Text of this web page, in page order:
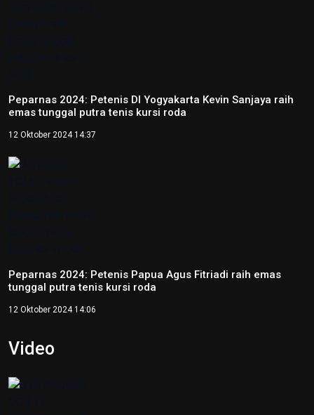
Peparnas 2024: Petenis DI Yogyakarta Kevin Sanjaya raih
emas tunggal putra tenis kursi roda
12 Oktober 2024 14:37
Peparnas 2024: Petenis Papua Agus Fitriadi raih emas
tunggal putra tenis kursi roda
12 Oktober 2024 14:06
Video